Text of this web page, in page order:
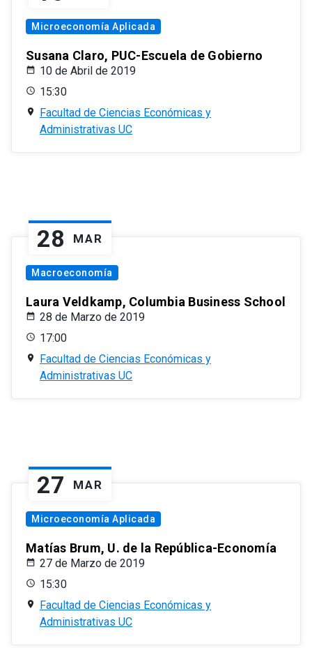
Microeconomía Aplicada
Susana Claro, PUC-Escuela de Gobierno
10 de Abril de 2019
15:30
Facultad de Ciencias Económicas y
Administrativas UC
28 MAR
Macroeconomía
Laura Veldkamp, Columbia Business School
28 de Marzo de 2019
17:00
Facultad de Ciencias Económicas y
Administrativas UC
27 MAR
Microeconomía Aplicada
Matías Brum, U. de la República-Economía
27 de Marzo de 2019
15:30
Facultad de Ciencias Económicas y
Administrativas UC